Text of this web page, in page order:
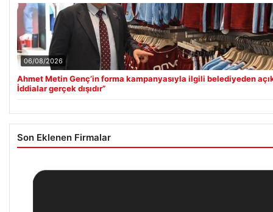
06/08/2026
Ahmet Metin Genç’in forma kampanyasıyla ilgili belediyeden
İddialar gerçek dışıdır”
Son Eklenen Firmalar